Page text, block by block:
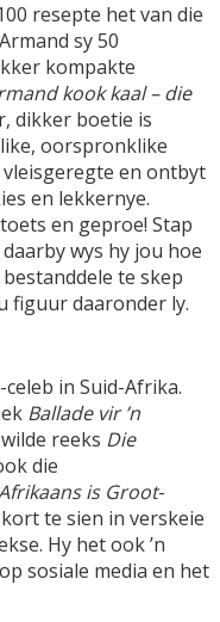
resepte het van die
sy 50
kompakte
kook kaal – die
dikker boetie is
oorspronklike
en ontbyt
en lekkernye.
en geproe! Stap
wys hy jou hoe
te skep
figuur daaronder ly.
celeb in Suid-Afrika.
Ballade vir ’n
reeks Die
die
is Groot-
te sien in verskeie
Hy het ook ’n
sosiale media en het